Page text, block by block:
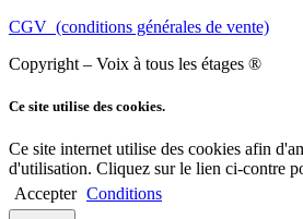
CGV (conditions générales de vente)
Copyright – Voix à tous les étages ®
Ce site utilise des cookies.
Ce site internet utilise des cookies afin
d'utilisation. Cliquez sur le lien ci-contre
Accepter Conditions